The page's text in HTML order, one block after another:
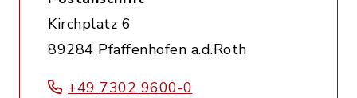
Kirchplatz 6
89284 Pfaffenhofen a.d.Roth
+49 7302 9600-0